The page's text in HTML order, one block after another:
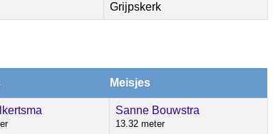
Grijpskerk
Meisjes
Sanne Bouwstra
13.32 meter